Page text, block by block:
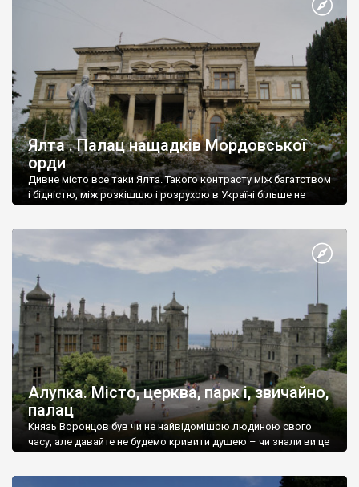
Ялта . Палац нащадків Мордовської
орди
Дивне місто все таки Ялта. Такого контрасту між багатством
і бідністю, між розкішшю і розрухою в Україні більше не
Алупка. Місто, церква, парк і, звичайно,
палац
Князь Воронцов був чи не найвідомішою людиною свого
часу, але давайте не будемо кривити душею – чи знали ви це